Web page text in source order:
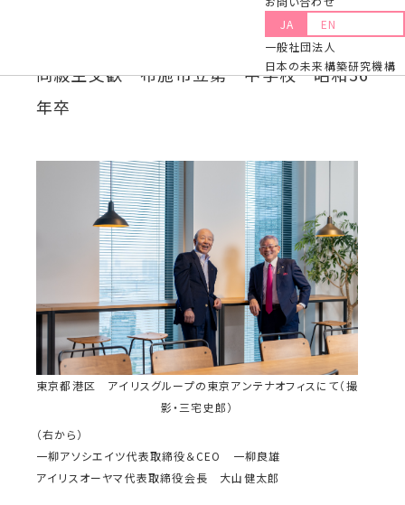
JA
EN
一般社団法人
日本の未来構築研究機構
同級生交歓 布施市立第一中学校 昭和36
年卒
東京都港区 アイリスグループの東京アンテナオフィスにて（撮
影・三宅史郎）
（右から）
一柳アソシエイツ代表取締役＆CEO 一柳良雄
アイリスオーヤマ代表取締役会長 大山健太郎